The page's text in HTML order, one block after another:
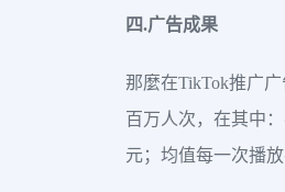
四.广告成果
那麼在TikTok推广
百万人次，在其中
元；均值每一次播